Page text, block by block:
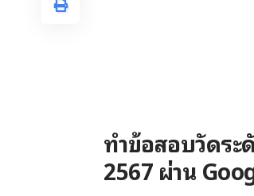
ทำข้อสอบวัดระ
2567 ผ่าน